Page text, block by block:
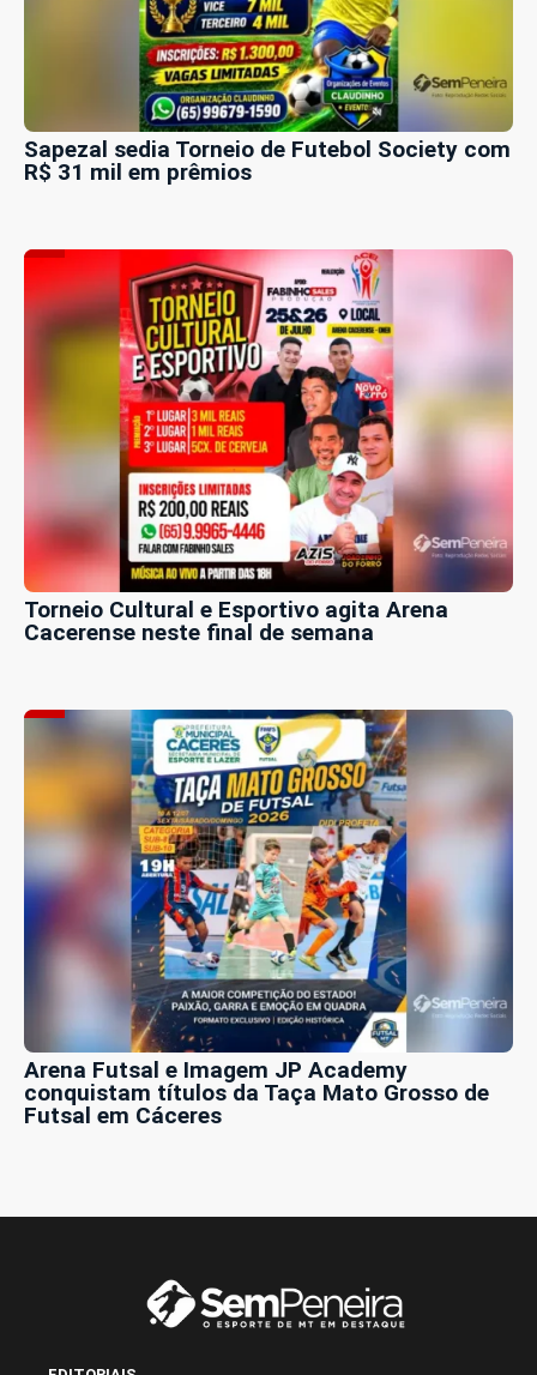
Sapezal sedia Torneio de Futebol Society com
R$ 31 mil em prêmios
Torneio Cultural e Esportivo agita Arena
Cacerense neste final de semana
Arena Futsal e Imagem JP Academy
conquistam títulos da Taça Mato Grosso de
Futsal em Cáceres